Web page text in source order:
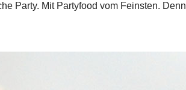
Party. Mit Partyfood vom Feinsten. Denn